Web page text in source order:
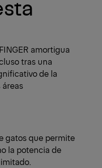
amortigua
tras una
de la
gatos que permite
la potencia de